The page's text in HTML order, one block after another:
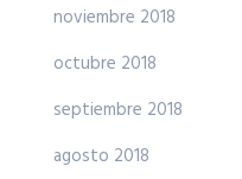
noviembre 2018
octubre 2018
septiembre 2018
agosto 2018